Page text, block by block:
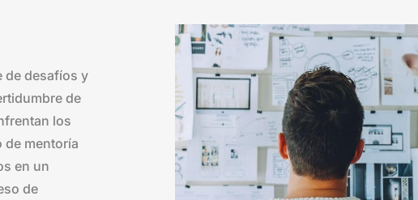
de desafíos y
de
los
de mentoría
en un
de